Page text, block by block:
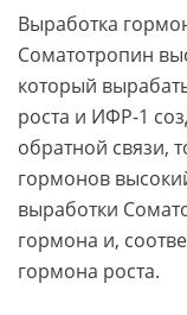
Выработка
Соматотропин
который
роста и ИФР-1
обратной связи,
гормонов
выработки
гормона и,
гормона роста.